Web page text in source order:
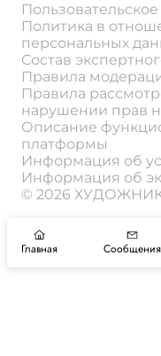
Политика в
персональных
Состав
Правила
Правила
нарушении прав
Описание
платформы
Информация об
Информация об
© 2026
Главная Сообщения